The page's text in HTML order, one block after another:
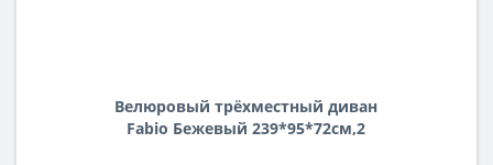
Велюровый трёхместный диван
Fabio Бежевый 239*95*72см,2